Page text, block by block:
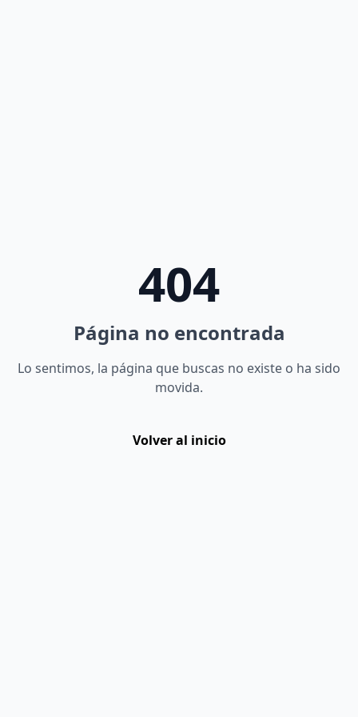
404
Página no encontrada
Lo sentimos, la página que buscas no existe o ha sido
movida.
Volver al inicio